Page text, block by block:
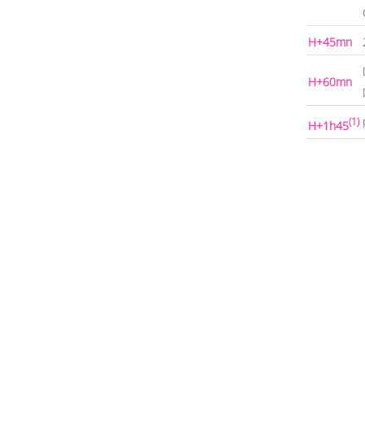
H+45mn
H+60mn
H+1h45(1)